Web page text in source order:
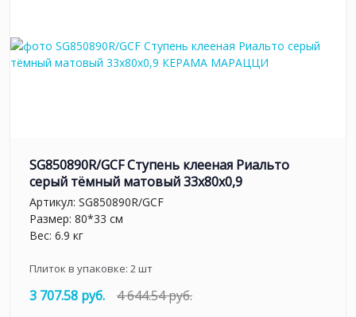
SG850890R/GCF Ступень клееная Риальто
серый тёмный матовый 33x80x0,9
Артикул: SG850890R/GCF
Размер: 80*33 см
Вес: 6.9 кг
Плиток в упаковке: 2шт
3 707.58 руб. 4 644.54 руб.